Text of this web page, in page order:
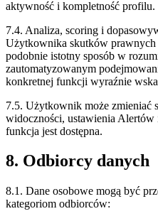
aktywność i kompletność profilu.
7.4. Analiza, scoring i
Użytkownika skutków prawnych
podobnie istotny sposób w
zautomatyzowanym
konkretnej funkcji wyraźnie
7.5. Użytkownik może zmieniać
widoczności, ustawienia
funkcja jest dostępna.
8. Odbiorcy danych
8.1. Dane osobowe mogą być
kategoriom odbiorców: